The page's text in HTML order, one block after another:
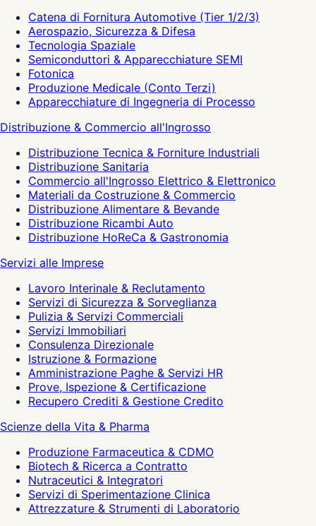
Catena di Fornitura Automotive (Tier 1/2/3)
Aerospazio, Sicurezza & Difesa
Tecnologia Spaziale
Semiconduttori & Apparecchiature SEMI
Fotonica
Produzione Medicale (Conto Terzi)
Apparecchiature di Ingegneria di Processo
Distribuzione & Commercio all'Ingrosso
Distribuzione Tecnica & Forniture Industriali
Distribuzione Sanitaria
Commercio all'Ingrosso Elettrico & Elettronico
Materiali da Costruzione & Commercio
Distribuzione Alimentare & Bevande
Distribuzione Ricambi Auto
Distribuzione HoReCa & Gastronomia
Servizi alle Imprese
Lavoro Interinale & Reclutamento
Servizi di Sicurezza & Sorveglianza
Pulizia & Servizi Commerciali
Servizi Immobiliari
Consulenza Direzionale
Istruzione & Formazione
Amministrazione Paghe & Servizi HR
Prove, Ispezione & Certificazione
Recupero Crediti & Gestione Credito
Scienze della Vita & Pharma
Produzione Farmaceutica & CDMO
Biotech & Ricerca a Contratto
Nutraceutici & Integratori
Servizi di Sperimentazione Clinica
Attrezzature & Strumenti di Laboratorio